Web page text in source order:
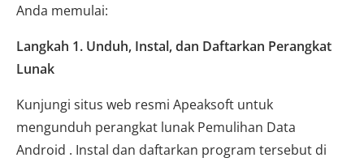
Anda memulai:
Langkah 1. Unduh, Instal, dan Daftarkan Perangkat
Lunak
Kunjungi situs web resmi Apeaksoft untuk
mengunduh perangkat lunak Pemulihan Data
Android . Instal dan daftarkan program tersebut di